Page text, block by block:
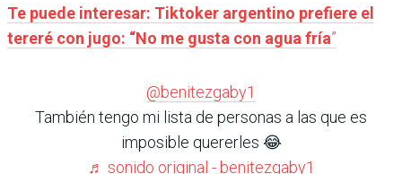
Te puede interesar: Tiktoker argentino prefiere el
tereré con jugo: “No me gusta con agua fría”
@benitezgaby1
También tengo mi lista de personas a las que es
imposible quererles 😂
♬ sonido original - benitezgaby1